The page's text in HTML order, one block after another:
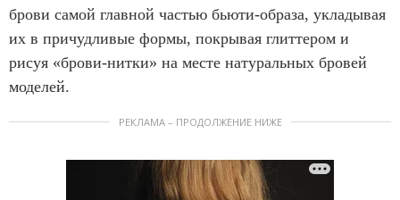
брови самой главной частью бьюти-образа, укладывая
их в причудливые формы, покрывая глиттером и
рисуя «брови-нитки» на месте натуральных бровей
моделей.
РЕКЛАМА – ПРОДОЛЖЕНИЕ НИЖЕ